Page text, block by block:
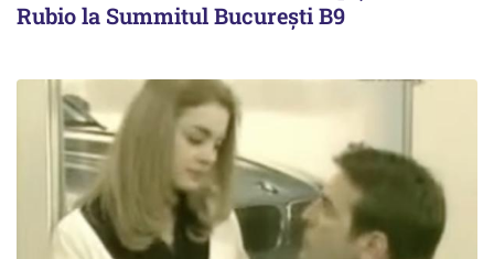
Rubio la Summitul Bucureşti B9